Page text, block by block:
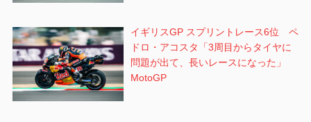
イギリスGP スプリントレース6位 ペ
ドロ・アコスタ「3周目からタイヤに
問題が出て、長いレースになった」
MotoGP